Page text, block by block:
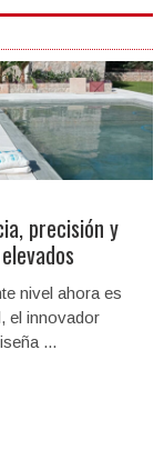
precisión y
nivel ahora es
el innovador
...